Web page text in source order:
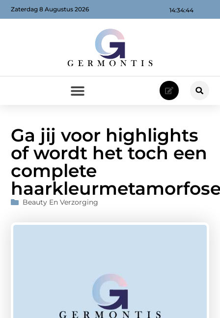
14:34:45
Zaterdag 8 Augustus 2026
Ga jij voor highlights
of wordt het toch een
complete
Beauty En Verzorging